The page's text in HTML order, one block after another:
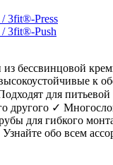
3fit®-Press
3fit®-Push
бессвинцовой
к
для
другого ✓
для гибкого
обо всем